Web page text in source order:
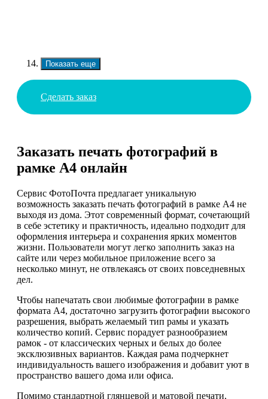
Показать еще
Сделать заказ
Заказать печать фотографий в
рамке А4 онлайн
Сервис ФотоПочта предлагает уникальную
возможность заказать печать фотографий в рамке А4 не
выходя из дома. Этот современный формат, сочетающий
в себе эстетику и практичность, идеально подходит для
оформления интерьера и сохранения ярких моментов
жизни. Пользователи могут легко заполнить заказ на
сайте или через мобильное приложение всего за
несколько минут, не отвлекаясь от своих повседневных
дел.
Чтобы напечатать свои любимые фотографии в рамке
формата А4, достаточно загрузить фотографии высокого
разрешения, выбрать желаемый тип рамы и указать
количество копий. Сервис порадует разнообразием
рамок - от классических черных и белых до более
эксклюзивных вариантов. Каждая рама подчеркнет
индивидуальность вашего изображения и добавит уют в
пространство вашего дома или офиса.
Помимо стандартной глянцевой и матовой печати,